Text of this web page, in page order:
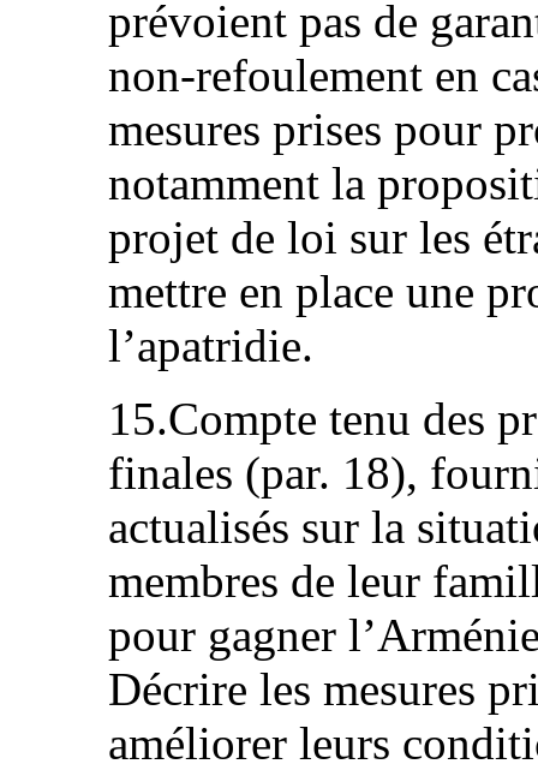
prévoient pas de
non-refoulement en
mesures prises pour
notamment la
projet de loi sur les
mettre en place une
l’apatridie.
15.Compte tenu des
finales (par. 18),
actualisés sur la
membres de leur
pour gagner
Décrire les mesures
améliorer leurs